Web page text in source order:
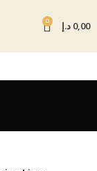
0 0,00 د.إ